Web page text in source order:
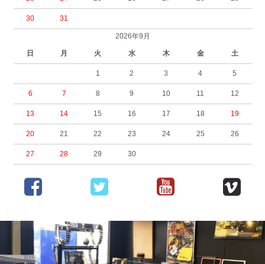
30 31
2026年9月
日 月 火 水 木 金 土
1 2 3 4 5
6 7 8 9 10 11 12
13 14 15 16 17 18 19
20 21 22 23 24 25 26
27 28 29 30